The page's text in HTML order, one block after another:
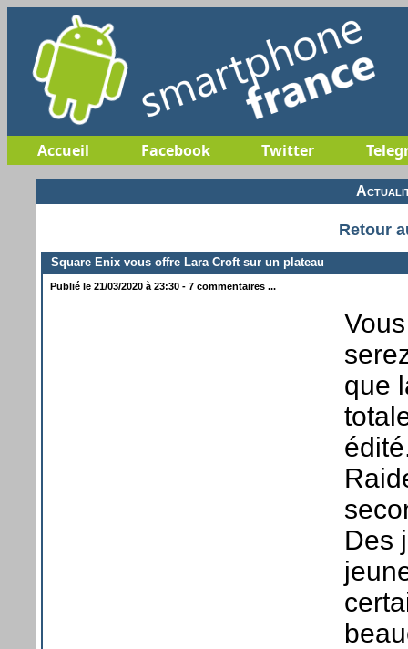
Accueil Facebook Twitter
Retour
Square Enix vous offre Lara Croft sur un plateau
Publié le 21/03/2020 à 23:30 - 7 commentaires ...
que
Des